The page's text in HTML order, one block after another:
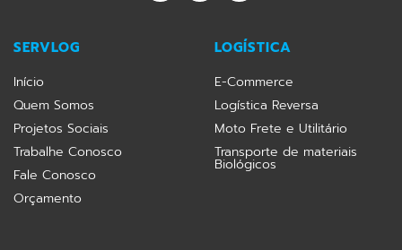
SERVLOG
Início
Quem Somos
Projetos Sociais
Trabalhe Conosco
Fale Conosco
Orçamento
LOGÍSTICA
E-Commerce
Logística Reversa
Moto Frete e Utilitário
Transporte de materiais
Biológicos